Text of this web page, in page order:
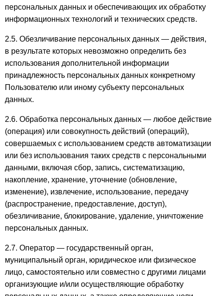
персональных данных и обеспечивающих их обработку
информационных технологий и технических средств.
2.5. Обезличивание персональных данных — действия,
в результате которых невозможно определить без
использования дополнительной информации
принадлежность персональных данных конкретному
Пользователю или иному субъекту персональных
данных.
2.6. Обработка персональных данных — любое действие
(операция) или совокупность действий (операций),
совершаемых с использованием средств автоматизации
или без использования таких средств с персональными
данными, включая сбор, запись, систематизацию,
накопление, хранение, уточнение (обновление,
изменение), извлечение, использование, передачу
(распространение, предоставление, доступ),
обезличивание, блокирование, удаление, уничтожение
персональных данных.
2.7. Оператор — государственный орган,
муниципальный орган, юридическое или физическое
лицо, самостоятельно или совместно с другими лицами
организующие и/или осуществляющие обработку